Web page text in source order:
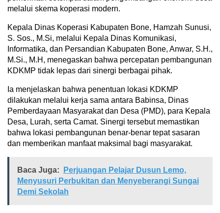
melalui skema koperasi modern.
Kepala Dinas Koperasi Kabupaten Bone, Hamzah Sunusi,
S. Sos., M.Si, melalui Kepala Dinas Komunikasi,
Informatika, dan Persandian Kabupaten Bone, Anwar, S.H.,
M.Si., M.H, menegaskan bahwa percepatan pembangunan
KDKMP tidak lepas dari sinergi berbagai pihak.
Ia menjelaskan bahwa penentuan lokasi KDKMP
dilakukan melalui kerja sama antara Babinsa, Dinas
Pemberdayaan Masyarakat dan Desa (PMD), para Kepala
Desa, Lurah, serta Camat. Sinergi tersebut memastikan
bahwa lokasi pembangunan benar-benar tepat sasaran
dan memberikan manfaat maksimal bagi masyarakat.
Baca Juga:
Perjuangan Pelajar Dusun Lemo,
Menyusuri Perbukitan dan Menyeberangi Sungai
Demi Sekolah